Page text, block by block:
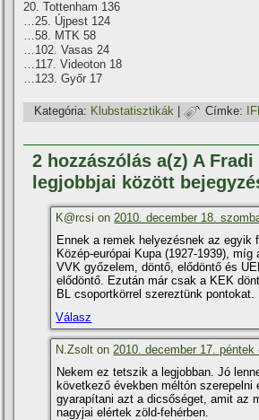
20. Tottenham 136
…25. Újpest 124
…58. MTK 58
…102. Vasas 24
…117. Videoton 18
…123. Győr 17
Kategória: Klubstatisztikák | Címke:
2 hozzászólás a(z) A Fradi
legjobbjai között
K@rcsi on2010. december 18.
Ennek a remek helyezésnek az egyik
Közép-európai Kupa (1927-1939), mí­g
VVK győzelem, döntő, elődöntő és
elődöntő. Ezután már csak a KEK
BL csoportkörrel szereztünk pontokat.
Válasz
N.Zsolt on2010. december 17. péntek
Nekem ez tetszik a legjobban. Jó
következő években méltón szerepelni
gyarapí­tani azt a dicsőséget, amit az
nagyjai elértek zöld-fehérben.